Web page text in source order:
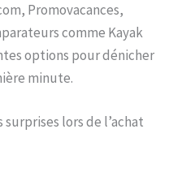
Promovacances,
comme Kayak
options pour dénicher
minute.
lors de l’achat